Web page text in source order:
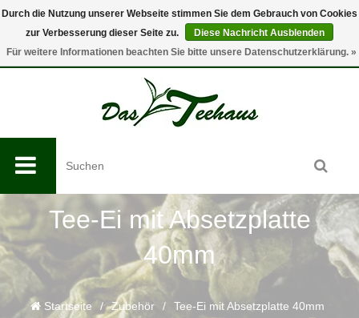
0
Tee-Ei mit Absetzplatte
40mm
Startseite / Zubehör / Tee-Ei mit Absetzplatte 40mm
Durch die Nutzung unserer Webseite stimmen Sie dem Gebrauch von Cookies
zur Verbesserung dieser Seite zu.
Diese Nachricht Ausblenden
Für weitere Informationen beachten Sie bitte unsere Datenschutzerklärung. »